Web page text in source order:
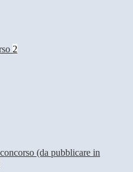
2
(da pubblicare in